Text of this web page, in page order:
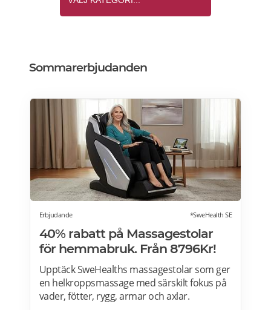
Sommarerbjudanden
Erbjudande *SweHealth SE
40% rabatt på Massagestolar
för hemmabruk. Från 8796Kr!
Upptäck SweHealths massagestolar som ger
en helkroppsmassage med särskilt fokus på
vader, fötter, rygg, armar och axlar.